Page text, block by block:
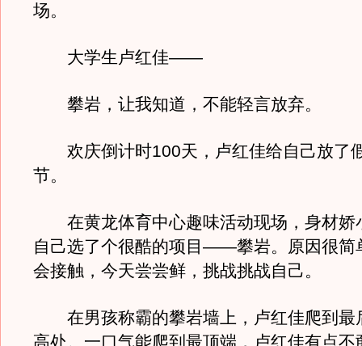
场。
大学生卢红佳——
攀岩，让我知道，不能轻言放弃。
欢庆倒计时100天，卢红佳给自己放了
节。
在黄龙体育中心趣味活动现场，身材娇
自己选了个很酷的项目——攀岩。原因很简
会接触，今天尝尝鲜，挑战挑战自己。
在男孩称霸的攀岩墙上，卢红佳爬到最
高处。一口气能爬到最顶端，卢红佳有点不